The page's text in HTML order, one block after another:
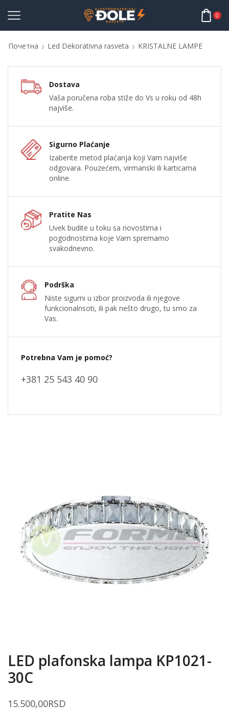
0
Почетна Led Dekorativna rasveta KRISTALNE LAMPE
Dostava
Vaša poručena roba stiže do Vs u roku od 48h
najviše.
Sigurno Plaćanje
Izaberite metod plaćanja koji Vam najviše
odgovara. Pouzećem, virmanski ili karticama
online.
Pratite Nas
Uvek budite u toku sa novostima i
pogodnostima koje Vam spremamo
svakodnevno.
Podrška
Niste sigurni u izbor proizvoda ili njegove
funkcionalnsoti, ili pak nešto drugo, tu smo za
Vas.
Potrebna Vam je pomoć?
+381 25 543 40 90
LED plafonska lampa KP1021-
30C
15.500,00RSD